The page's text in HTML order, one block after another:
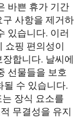
바쁜 휴가 기간
사항을 제거하
있습니다. 이러
쇼핑 편의성이
합니다. 날씨에
선물들을 보호
될 수 있습니다.
장식 요소를
무결성을 유지